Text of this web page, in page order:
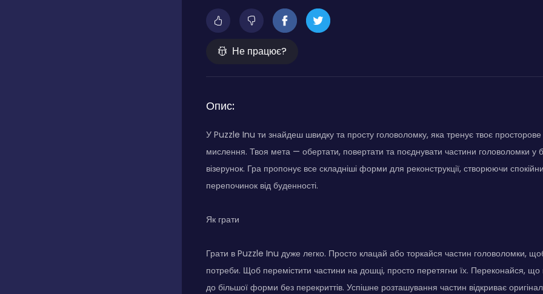
Не працює?
Опис:
У Puzzle Inu ти знайдеш швидку та просту головоломку, яка тренує твоє
мислення. Твоя мета — обертати, повертати та поєднувати частини головоломки у
візерунок. Гра пропонує все складніші форми для реконструкції, створюючи
перепочинок від буденності.
Як грати
Грати в Puzzle Inu дуже легко. Просто клацай або торкайся частин головоломки,
потреби. Щоб перемістити частини на дошці, просто перетягни їх. Переконайся, що
до більшої форми без перекриттів. Успішне розташування частин відкриває